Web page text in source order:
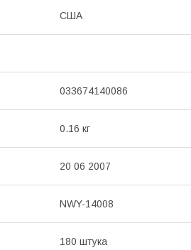
США
033674140086
0.16 кг
20 06 2007
NWY-14008
180 штука